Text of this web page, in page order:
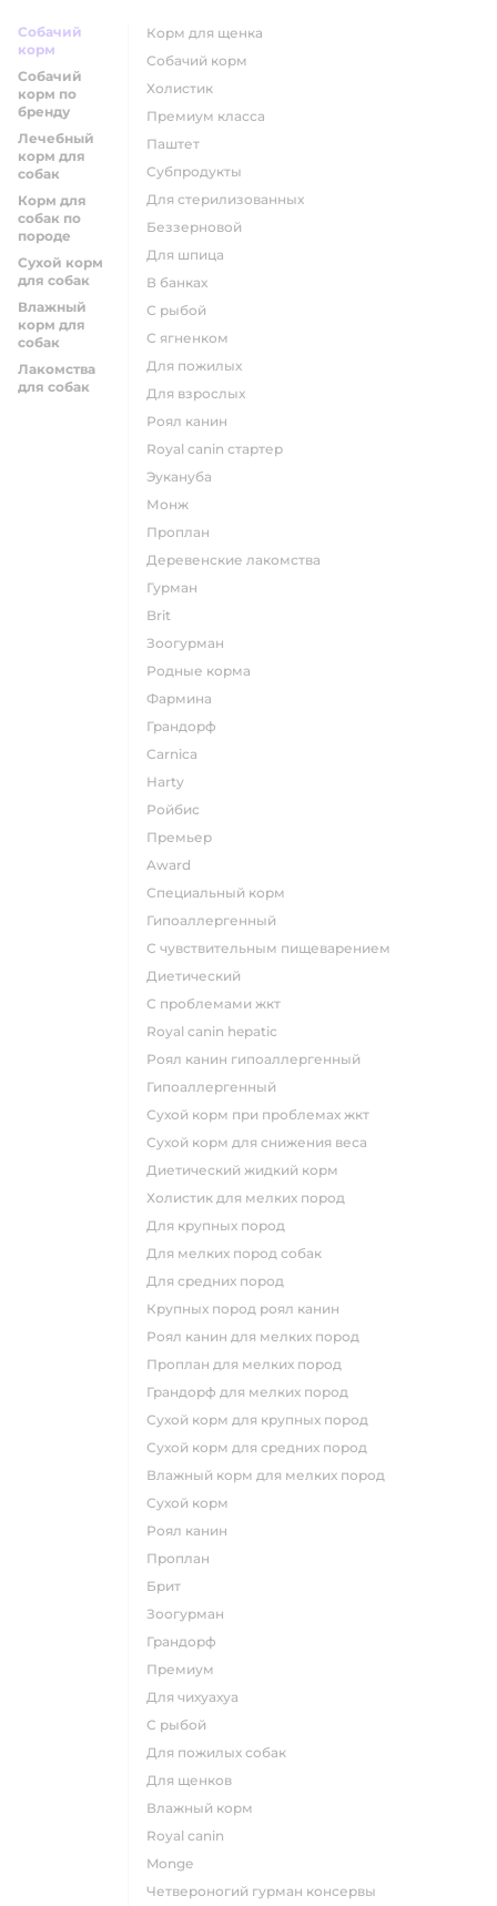
Собачий
корм
Собачий
корм по
бренду
Лечебный
корм для
собак
Корм для
собак по
породе
Сухой корм
для собак
Влажный
корм для
собак
Лакомства
для собак
корм для щенка
собачий корм
холистик
премиум класса
паштет
субпродукты
для стерилизованных
беззерновой
для шпица
в банках
с рыбой
с ягненком
для пожилых
для взрослых
роял канин
Royal canin стартер
эукануба
монж
проплан
деревенские лакомства
гурман
brit
зоогурман
родные корма
фармина
грандорф
carnica
harty
ройбис
премьер
award
специальный корм
гипоаллергенный
с чувствительным пищеварением
диетический
с проблемами жкт
royal canin hepatic
роял канин гипоаллергенный
гипоаллергенный
сухой корм при проблемах жкт
сухой корм для снижения веса
диетический жидкий корм
холистик для мелких пород
для крупных пород
для мелких пород собак
для средних пород
крупных пород роял канин
роял канин для мелких пород
проплан для мелких пород
грандорф для мелких пород
сухой корм для крупных пород
сухой корм для средних пород
влажный корм для мелких пород
сухой корм
роял канин
проплан
брит
зоогурман
грандорф
премиум
для чихуахуа
с рыбой
для пожилых собак
для щенков
влажный корм
royal canin
monge
четвероногий гурман консервы